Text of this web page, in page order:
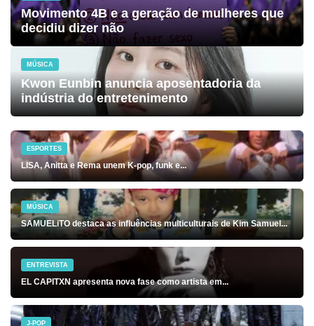
Movimento 4B e a geração de mulheres que
decidiu dizer não
MÚSICA
Kwon Eunbin anuncia aposentadoria da
indústria do entretenimento
ESPORTES
LISA, Anitta e Rema unem K-pop, funk e...
MÚSICA
SAMUELiTO destaca as influências multiculturais de Kim Samuel...
ENTREVISTA
EL CAPITXN apresenta nova fase como artista em...
J-POP